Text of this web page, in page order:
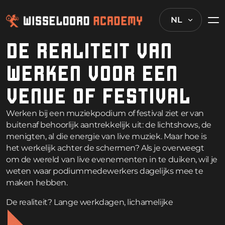
NL
DE REALITEIT VAN
WERKEN VOOR EEN
VENUE OF FESTIVAL
Werken bij een muziekpodium of festival ziet er van
buitenaf behoorlijk aantrekkelijk uit: de lichtshows, de
menigten, al die energie van live muziek. Maar hoe is
het werkelijk achter de schermen? Als je overweegt
om de wereld van live evenementen in te duiken, wil je
weten waar podiummedewerkers dagelijks mee te
maken hebben.
De realiteit? Lange werkdagen, lichamelijke
vermoeidheid, en rare dingen gebeuren wanneer je